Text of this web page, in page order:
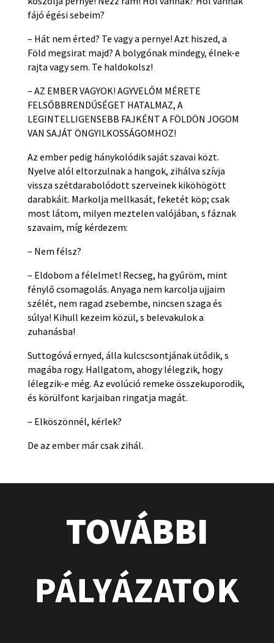
fájó égési sebeim?
– Hát nem érted? Te vagy a pernye! Azt hiszed, a
Föld megsirat majd? A bolygónak mindegy, élnek-e
rajta vagy sem. Te haldokolsz!
– AZ EMBER VAGYOK! AGYVELŐM MÉRETE
FELSŐBBRENDŰSÉGET HATALMAZ, A
LEGINTELLIGENSEBB FAJKÉNT A FÖLDÖN JOGOM
VAN SAJÁT ÖNGYILKOSSÁGOMHOZ!
Az ember pedig hánykolódik saját szavai közt.
Nyelve alól eltorzulnak a hangok, zihálva szívja
vissza szétdarabolódott szerveinek kiköhögött
darabkáit. Markolja mellkasát, feketét köp; csak
most látom, milyen meztelen valójában, s fáznak
szavaim, míg kérdezem:
– Nem félsz?
– Eldobom a félelmet! Recseg, ha gyűröm, mint
fénylő csomagolás. Anyaga nem karcolja ujjaim
szélét, nem ragad zsebembe, nincsen szaga és
súlya! Kihull kezeim közül, s belevakulok a
zuhanásba!
Suttogóvá ernyed, álla kulcscsontjának ütődik, s
magába rogy. Hallgatom, ahogy lélegzik, hogy
lélegzik-e még. Az evolúció remeke összekuporodik,
és körülfont karjaiban ringatja magát.
– Elköszönnél, kérlek?
De az ember már csak zihál.
TOVÁBBI
PÁLYÁZATOK